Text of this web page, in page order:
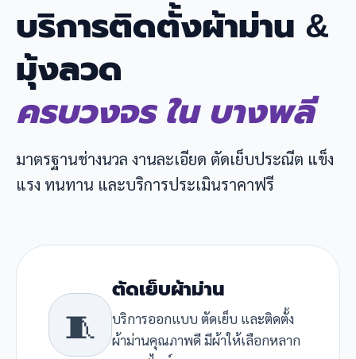
บริการติดตั้งผ้าม่าน &
มุ้งลวด
ครบวงจร ใน บางพลี
มาตรฐานช่างนวล งานละเอียด ตัดเย็บประณีต แข็ง
แรง ทนทาน และบริการประเมินราคาฟรี
🧵
ตัดเย็บผ้าม่าน
บริการออกแบบ ตัดเย็บ และติดตั้ง
ผ้าม่านคุณภาพดี มีผ้าให้เลือกหลาก